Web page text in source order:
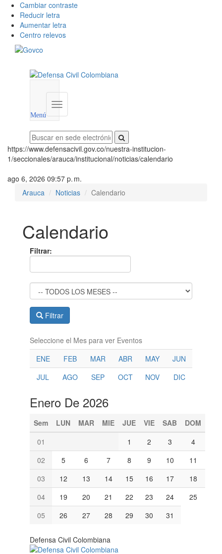
Cambiar contraste
Reducir letra
Aumentar letra
Centro relevos
Menú
Menú
institucional
https://www.defensacivil.gov.co/nuestra-institucion-
1/seccionales/arauca/institucional/noticias/calendario
ago 6, 2026 09:57 p. m.
Arauca
Noticias Calendario
Calendario
Filtrar:
Filtrar
Seleccione el Mes para ver Eventos
ENE
FEB MAR ABR MAY
JUN
JUL
AGO SEP OCT NOV DIC
Enero De 2026
Sem LUN MAR MIE JUE VIE SAB
DOM
01
1 2 3
4
02
5 6 7 8 9 10
11
03
12 13 14 15 16 17
18
04
19 20 21 22 23 24
25
05
26 27 28 29 30 31
Defensa Civil Colombiana